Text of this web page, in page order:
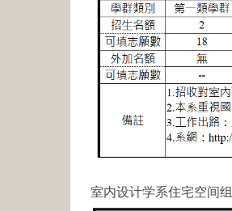
室内设计学系住宅空间组